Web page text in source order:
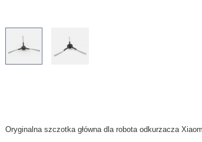
Oryginalna szczotka główna dla robota odkurzacza